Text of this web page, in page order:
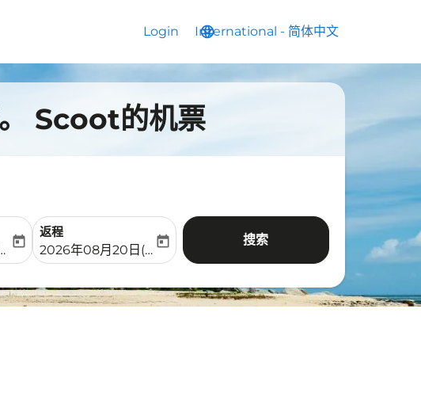
Login language
International - 简体中文
keyboard_arrow_down
Scoot的机票
date-aria-label
四)
today
返程
fc-booking-return-date-aria-label
2026年08月20日(周四)
today 搜索